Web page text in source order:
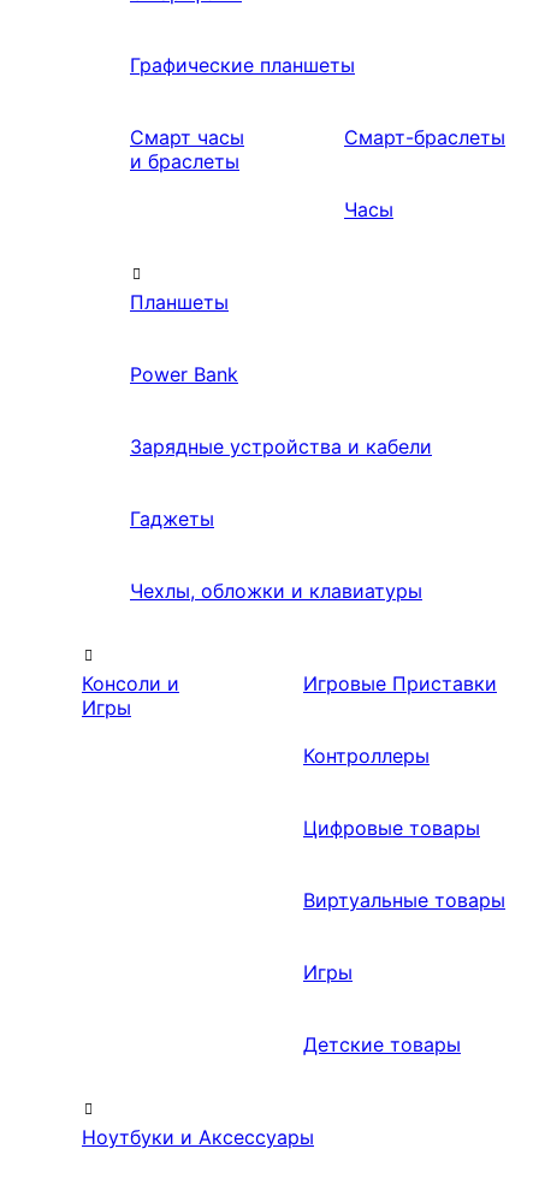
Графические планшеты
Смарт часы
и браслеты
Смарт-браслеты
Часы
Планшеты
Power Bank
Зарядные устройства и кабели
Гаджеты
Чехлы, обложки и клавиатуры
Консоли и
Игры
Игровые Приставки
Контроллеры
Цифровые товары
Виртуальные товары
Игры
Детские товары
Ноутбуки и Аксессуары